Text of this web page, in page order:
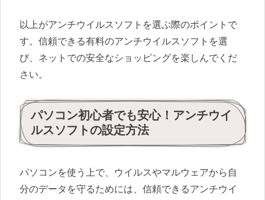
以上がアンチウイルスソフトを選ぶ際のポイントで
す。信頼できる有料のアンチウイルスソフトを選
び、ネットでの安全なショッピングを楽しんでくだ
さい。
パソコン初心者でも安心！アンチウイ
ルスソフトの設定方法
パソコンを使う上で、ウイルスやマルウェアから自
分のデータを守るためには、信頼できるアンチウイ